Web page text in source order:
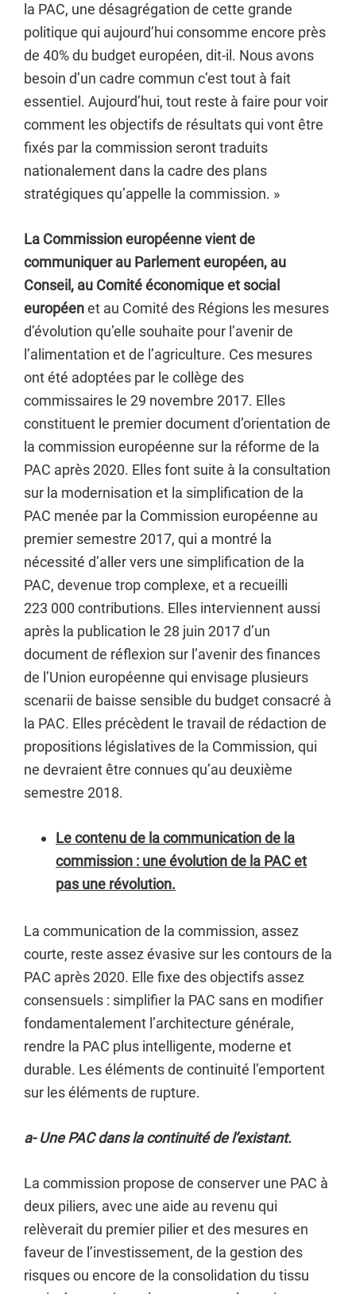
la PAC, une désagrégation de cette grande
politique qui aujourd’hui consomme encore près
de 40% du budget européen, dit-il. Nous avons
besoin d’un cadre commun c’est tout à fait
essentiel. Aujourd’hui, tout reste à faire pour voir
comment les objectifs de résultats qui vont être
fixés par la commission seront traduits
nationalement dans la cadre des plans
stratégiques qu’appelle la commission. »
La Commission européenne vient de
communiquer au Parlement européen, au
Conseil, au Comité économique et social
européenet au Comité des Régions les mesures
d’évolution qu’elle souhaite pour l’avenir de
l’alimentation et de l’agriculture. Ces mesures
ont été adoptées par le collège des
commissaires le 29 novembre 2017. Elles
constituent le premier document d’orientation de
la commission européenne sur la réforme de la
PAC après 2020. Elles font suite à la consultation
sur la modernisation et la simplification de la
PAC menée par la Commission européenne au
premier semestre 2017, qui a montré la
nécessité d’aller vers une simplification de la
PAC, devenue trop complexe, et a recueilli
223 000 contributions. Elles interviennent aussi
après la publication le 28 juin 2017 d’un
document de réflexion sur l’avenir des finances
de l’Union européenne qui envisage plusieurs
scenarii de baisse sensible du budget consacré à
la PAC. Elles précèdent le travail de rédaction de
propositions législatives de la Commission, qui
ne devraient être connues qu’au deuxième
semestre 2018.
Le contenu de la communication de la
commission : une évolution de la PAC et
pas une révolution.
La communication de la commission, assez
courte, reste assez évasive sur les contours de la
PAC après 2020. Elle fixe des objectifs assez
consensuels : simplifier la PAC sans en modifier
fondamentalement l’architecture générale,
rendre la PAC plus intelligente, moderne et
durable. Les éléments de continuité l’emportent
sur les éléments de rupture.
a- Une PAC dans la continuité de l’existant.
La commission propose de conserver une PAC à
deux piliers, avec une aide au revenu qui
relèverait du premier pilier et des mesures en
faveur de l’investissement, de la gestion des
risques ou encore de la consolidation du tissu